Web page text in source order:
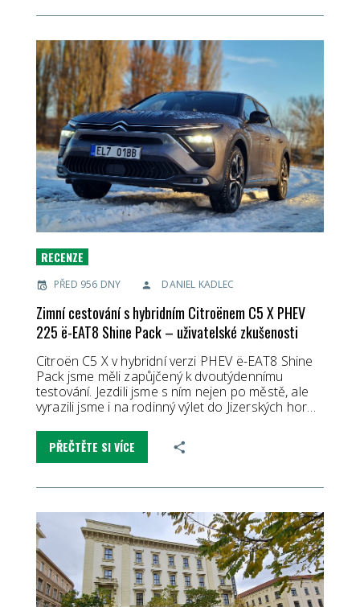
RECENZE
PŘED 956 DNY DANIEL KADLEC
Zimní cestování s hybridním Citroënem C5 X PHEV
225 ë-EAT8 Shine Pack – uživatelské zkušenosti
Citroën C5 X v hybridní verzi PHEV ë-EAT8 Shine
Pack jsme měli zapůjčený k dvoutýdennímu
testování. Jezdili jsme s ním nejen po městě, ale
vyrazili jsme i na rodinný výlet do Jizerských hor…
PŘEČTĚTE SI VÍCE